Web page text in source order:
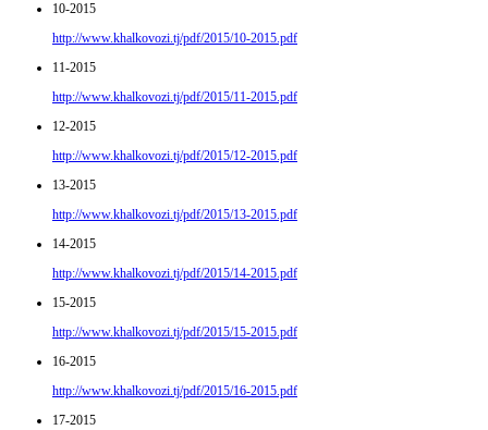
10-2015
http://www.khalkovozi.tj/pdf/2015/10-2015.pdf
11-2015
http://www.khalkovozi.tj/pdf/2015/11-2015.pdf
12-2015
http://www.khalkovozi.tj/pdf/2015/12-2015.pdf
13-2015
http://www.khalkovozi.tj/pdf/2015/13-2015.pdf
14-2015
http://www.khalkovozi.tj/pdf/2015/14-2015.pdf
15-2015
http://www.khalkovozi.tj/pdf/2015/15-2015.pdf
16-2015
http://www.khalkovozi.tj/pdf/2015/16-2015.pdf
17-2015